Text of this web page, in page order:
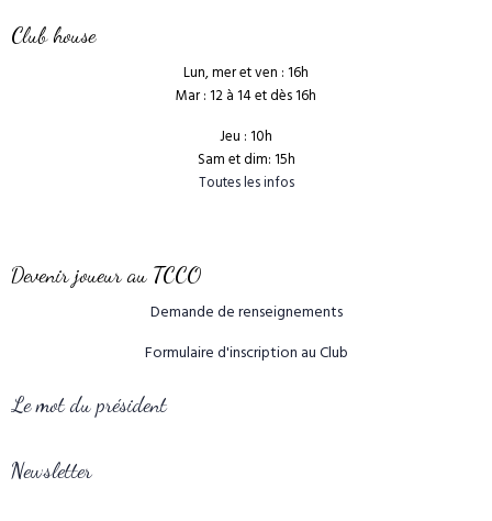
Club house
Lun, mer et ven : 16h
Mar : 12 à 14 et dès 16h
Jeu : 10h
Sam et dim: 15h
Toutes les infos
Devenir joueur au TCCO
Demande de renseignements
Formulaire d'inscription au Club
Le mot du président
Newsletter